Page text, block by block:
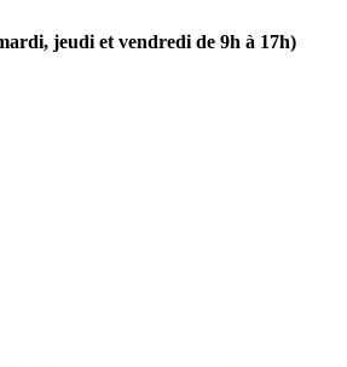
jeudi et vendredi de 9h à 17h)